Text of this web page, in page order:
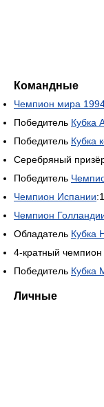
Командные
Чемпион мира
Победитель Кубка
Победитель Кубка
Серебряный
Победитель
Чемпион Испании
Чемпион
Обладатель Кубка
4-кратный чемпион
Победитель Кубка
Личные